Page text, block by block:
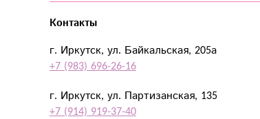
Контакты
г. Иркутск, ул. Байкальская, 205а
+7 (983) 696-26-16
г. Иркутск, ул. Партизанская, 135
+7 (914) 919-37-40